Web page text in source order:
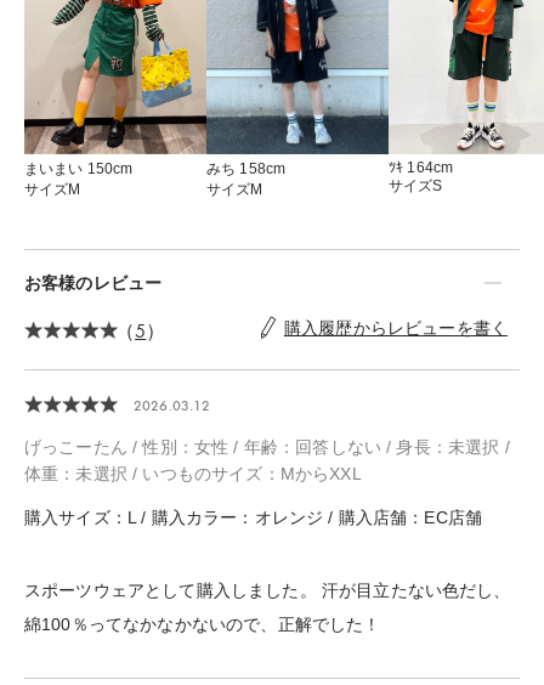
まいまい 150cm
サイズM
みち 158cm
サイズM
ﾂｷ 164cm
サイズS
お客様のレビュー
（5） 購入履歴からレビューを書く
2026.03.12
げっこーたん / 性別：女性 / 年齢：回答しない / 身長：未選択 /
体重：未選択 / いつものサイズ：МからXXL
購入サイズ：L / 購入カラー：オレンジ / 購入店舗：EC店舗
スポーツウェアとして購入しました。 汗が目立たない色だし、
綿100％ってなかなかないので、正解でした！